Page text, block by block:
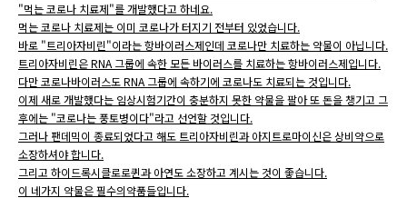
"먹는 코로나 치료제"를 개발했다고 하네요.
먹는 코로나 치료제는 이미 코로나가 터지기 전부터 있었습니다.
바로 "트리아자비린"이라는 항바이러스제인데 코로나만 치료하는 약물이 아닙니다.
트리아자비린은 RNA 그룹에 속한 모든 바이러스를 치료하는 항바이러스제입니다.
다만 코로나바이러스도 RNA 그룹에 속하기에 코로나도 치료되는 것입니다.
이제 새로 개발했다는 임상시험기간이 충분하지 못한 약물을 팔아 또 돈을 챙기고 그
후에는 "코로나는 풍토병이다"라고 선언할 것입니다.
그러나 팬데믹이 종료되었다고 해도 트리아자비린과 아지트로마이신은 상비약으로
소장하셔야 합니다.
그리고 하이드록시클로로퀸과 아연도 소장하고 계시는 것이 좋습니다.
이 네가지 약물은 필수의약품들입니다.